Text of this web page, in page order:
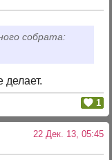
собрата:
делает.
1
22 Дек. 13, 05:45